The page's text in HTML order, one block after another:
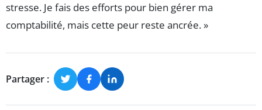
stresse. Je fais des efforts pour bien gérer ma
comptabilité, mais cette peur reste ancrée. »
Partager :